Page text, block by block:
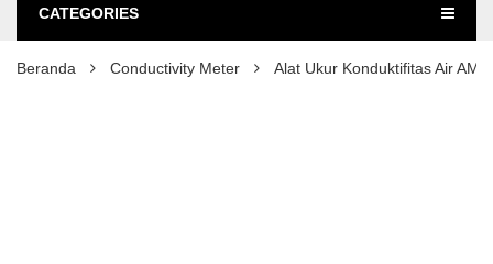
CATEGORIES
Beranda Conductivity Meter Alat Ukur Konduktifitas Air